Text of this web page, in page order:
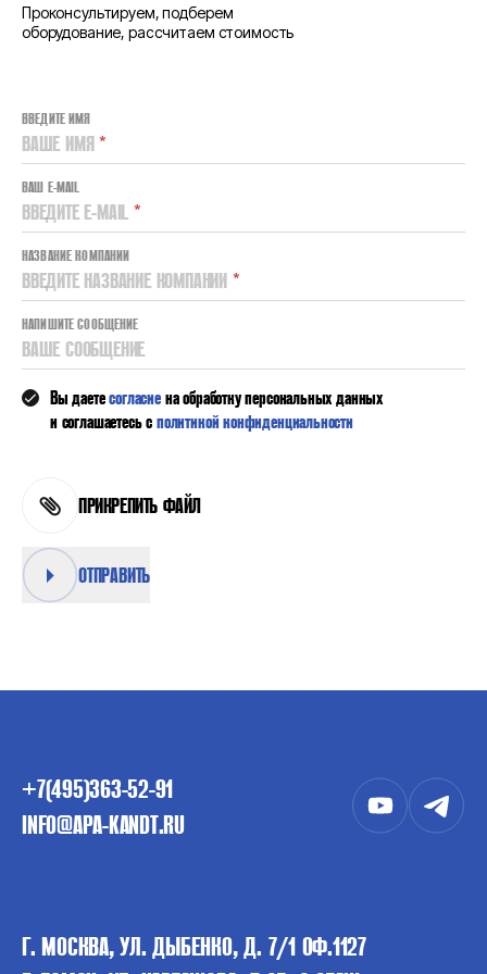
Проконсультируем, подберем
оборудование, рассчитаем стоимость
ВВЕДИТЕ ИМЯ
ВАШЕ ИМЯ *
ВАШ E-MAIL
ВВЕДИТЕ E-MAIL *
НАЗВАНИЕ КОМПАНИИ
ВВЕДИТЕ НАЗВАНИЕ КОМПАНИИ *
НАПИШИТЕ СООБЩЕНИЕ
ВАШЕ СООБЩЕНИЕ
Вы даетесогласиена обработку персональных данных
и соглашаетесь сполитикой конфиденциальности
ПРИКРЕПИТЬ ФАЙЛ
ОТПРАВИТЬ
+7(495)363-52-91
INFO@APA-KANDT.RU
Г. МОСКВА, УЛ. ДЫБЕНКО, Д. 7/1 ОФ.1127